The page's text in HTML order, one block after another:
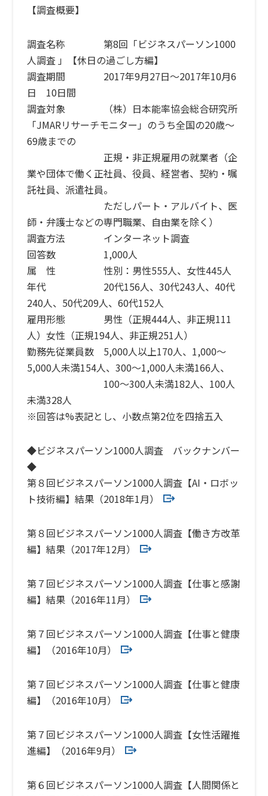
【調査概要】
調査名称 第8回「ビジネスパーソン1000
人調査 」【休日の過ごし方編】
調査期間 2017年9月27日〜2017年10月6
日 10日間
調査対象 （株）日本能率協会総合研究所
「JMARリサーチモニター」のうち全国の20歳〜
69歳までの
正規・非正規雇用の就業者（企
業や団体で働く正社員、役員、経営者、契約・嘱
託社員、派遣社員。
ただしパート・アルバイト、医
師・弁護士などの専門職業、自由業を除く）
調査方法 インターネット調査
回答数 1,000人
属 性 性別：男性555人、女性445人
年代 20代156人、30代243人、40代
240人、50代209人、60代152人
雇用形態 男性（正規444人、非正規111
人）女性（正規194人、非正規251人）
勤務先従業員数 5,000人以上170人、1,000〜
5,000人未満154人、300〜1,000人未満166人、
100〜300人未満182人、100人
未満328人
※回答は%表記とし、小数点第2位を四捨五入
◆ビジネスパーソン1000人調査 バックナンバー
◆
第８回ビジネスパーソン1000人調査【AI・ロボッ
ト技術編】結果（2018年1月）
第８回ビジネスパーソン1000人調査【働き方改革
編】結果（2017年12月）
第７回ビジネスパーソン1000人調査【仕事と感謝
編】結果（2016年11月）
第７回ビジネスパーソン1000人調査【仕事と健康
編】（2016年10月）
第７回ビジネスパーソン1000人調査【仕事と健康
編】（2016年10月）
第７回ビジネスパーソン1000人調査【女性活躍推
進編】（2016年9月）
第６回ビジネスパーソン1000人調査【人間関係と